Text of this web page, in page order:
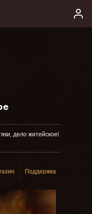
дело житейское!
Поддержка